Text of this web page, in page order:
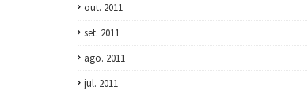
out. 2011
set. 2011
ago. 2011
jul. 2011